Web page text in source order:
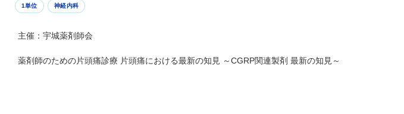
1単位 神経内科
主催：宇城薬剤師会
薬剤師のための片頭痛診療 片頭痛における最新の知見 ～CGRP関連製剤 最新の知見～